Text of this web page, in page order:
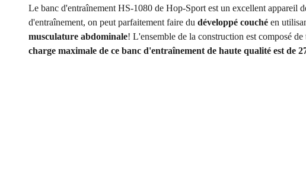
Le banc d'entraînement HS-1080 de Hop-Sport est un excellent appareil
d'entraînement, on peut parfaitement faire du développé couché en
musculature abdominale! L'ensemble de la construction est composé
charge maximale de ce banc d'entraînement de haute qualité est de